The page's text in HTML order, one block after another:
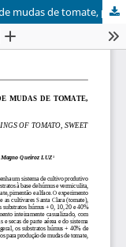
Húmus como substrato para a produção de mudas de tomate, pimentão e alface